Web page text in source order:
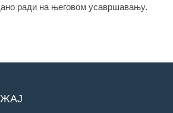
ради на његовом усавршавању.